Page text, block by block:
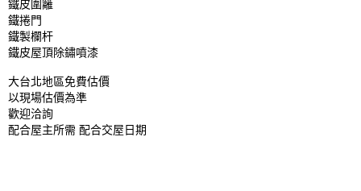
鐵皮圍籬
鐵捲門
鐵製欄杆
鐵皮屋頂除鏽噴漆
大台北地區免費估價
以現場估價為準
歡迎洽詢
配合屋主所需 配合交屋日期